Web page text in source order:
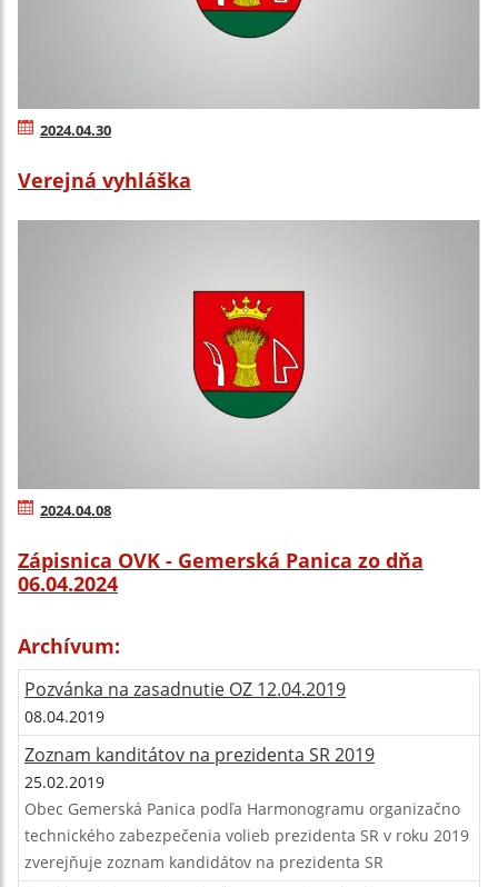
2024.04.30
Verejná vyhláška
2024.04.08
Zápisnica OVK - Gemerská Panica zo dňa
06.04.2024
Archívum:
Pozvánka na zasadnutie OZ 12.04.2019
08.04.2019
Zoznam kanditátov na prezidenta SR 2019
25.02.2019
Obec Gemerská Panica podľa Harmonogramu organizačno
technického zabezpečenia volieb prezidenta SR v roku 2019
zverejňuje zoznam kandidátov na prezidenta SR